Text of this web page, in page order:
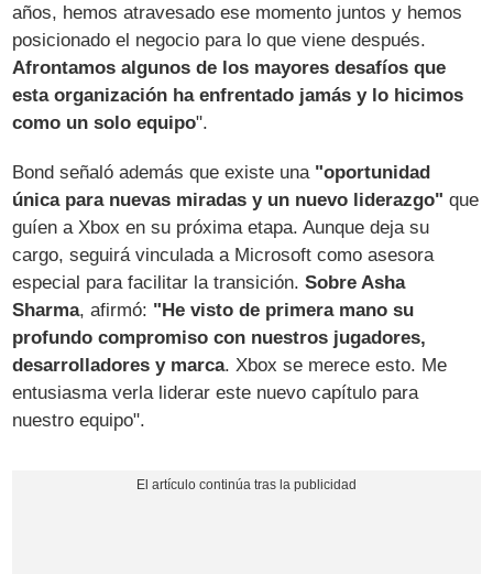
años, hemos atravesado ese momento juntos y hemos
posicionado el negocio para lo que viene después.
Afrontamos algunos de los mayores desafíos que
esta organización ha enfrentado jamás y lo hicimos
como un solo equipo".
Bond señaló además que existe una "oportunidad
única para nuevas miradas y un nuevo liderazgo" que
guíen a Xbox en su próxima etapa. Aunque deja su
cargo, seguirá vinculada a Microsoft como asesora
especial para facilitar la transición.Sobre Asha
Sharma, afirmó: "He visto de primera mano su
profundo compromiso con nuestros jugadores,
desarrolladores y marca. Xbox se merece esto. Me
entusiasma verla liderar este nuevo capítulo para
nuestro equipo".